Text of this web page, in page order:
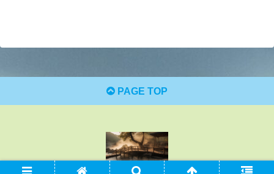
PAGE TOP